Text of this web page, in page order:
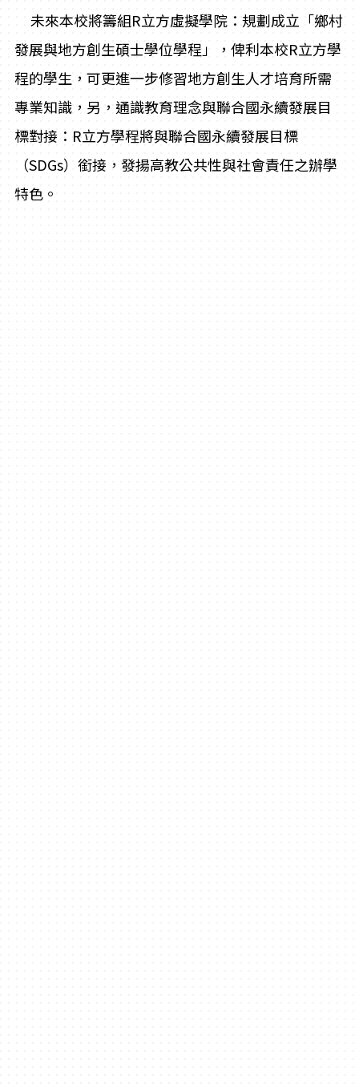
未來本校將籌組R立方虛擬學院：規劃成立「鄉村
發展與地方創生碩士學位學程」，俾利本校R立方學
程的學生，可更進一步修習地方創生人才培育所需
專業知識，另，通識教育理念與聯合國永續發展目
標對接：R立方學程將與聯合國永續發展目標
（SDGs）銜接，發揚高教公共性與社會責任之辦學
特色。